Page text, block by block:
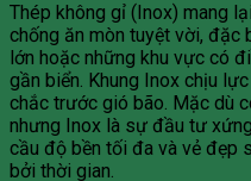
Thép không gỉ (Inox) mang
chống ăn mòn tuyệt vời, đặc
lớn hoặc những khu vực có
gần biển. Khung Inox chịu
chắc trước gió bão. Mặc dù
nhưng Inox là sự đầu tư
cầu độ bền tối đa và vẻ đẹp
bởi thời gian.